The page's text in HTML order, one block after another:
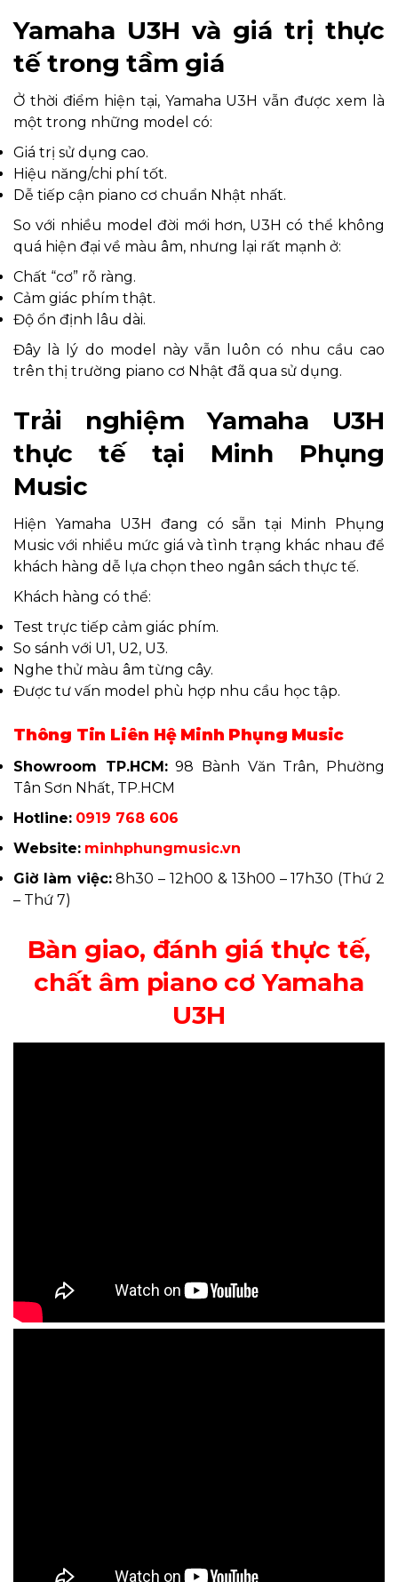
Yamaha U3H và giá trị thực
tế trong tầm giá
Ở thời điểm hiện tại, Yamaha U3H vẫn được xem là
một trong những model có:
Giá trị sử dụng cao.
Hiệu năng/chi phí tốt.
Dễ tiếp cận piano cơ chuẩn Nhật nhất.
So với nhiều model đời mới hơn, U3H có thể không
quá hiện đại về màu âm, nhưng lại rất mạnh ở:
Chất “cơ” rõ ràng.
Cảm giác phím thật.
Độ ổn định lâu dài.
Đây là lý do model này vẫn luôn có nhu cầu cao
trên thị trường piano cơ Nhật đã qua sử dụng.
Trải nghiệm Yamaha U3H
thực tế tại Minh Phụng
Music
Hiện Yamaha U3H đang có sẵn tại Minh Phụng
Music với nhiều mức giá và tình trạng khác nhau để
khách hàng dễ lựa chọn theo ngân sách thực tế.
Khách hàng có thể:
Test trực tiếp cảm giác phím.
So sánh với U1, U2, U3.
Nghe thử màu âm từng cây.
Được tư vấn model phù hợp nhu cầu học tập.
Thông Tin Liên Hệ Minh Phụng Music
Showroom TP.HCM:98 Bành Văn Trân, Phường
Tân Sơn Nhất, TP.HCM
Hotline: 0919 768 606
Website: minhphungmusic.vn
Giờ làm việc:8h30 – 12h00 & 13h00 – 17h30 (Thứ 2
– Thứ 7)
Bàn giao, đánh giá thực tế,
chất âm piano cơ Yamaha
U3H